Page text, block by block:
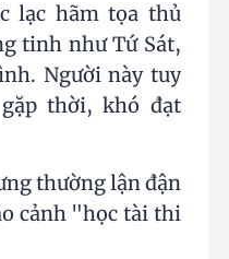
lạc hãm tọa thủ
tinh như Tứ Sát,
Người này tuy
thời, khó đạt
thường lận đận
cảnh "học tài thi